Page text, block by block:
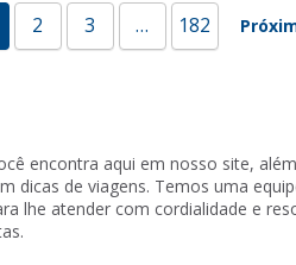
2 3 … 182
encontra aqui em nosso site,
dicas de viagens. Temos uma
lhe atender com cordialidade e